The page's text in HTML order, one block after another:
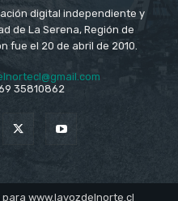
digital independiente y
de La Serena, Región de
fue el 20 de abril de 2010.
35810862
www.lavozdelnorte.cl